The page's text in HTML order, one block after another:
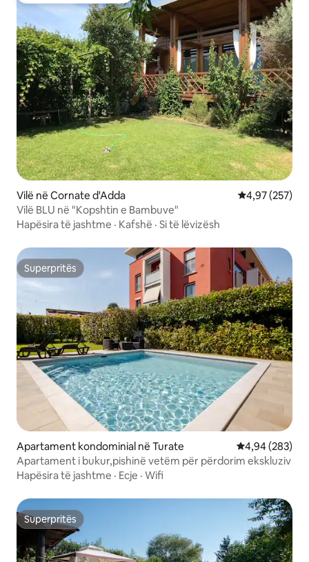
Vilë në Cornate d'Adda Vlerësimi
4,97 (257)
Vilë BLU në "Kopshtin e Bambuve"
Hapësira të jashtme · Kafshë · Si të lëvizësh
Superpritës
Superpritës
Apartament kondominial në Turate Vlerësimi
4,94 (283)
Apartament i bukur,pishinë vetëm për përdorim ekskluziv
Hapësira të jashtme · Ecje · Wifi
Superpritës
Superpritës